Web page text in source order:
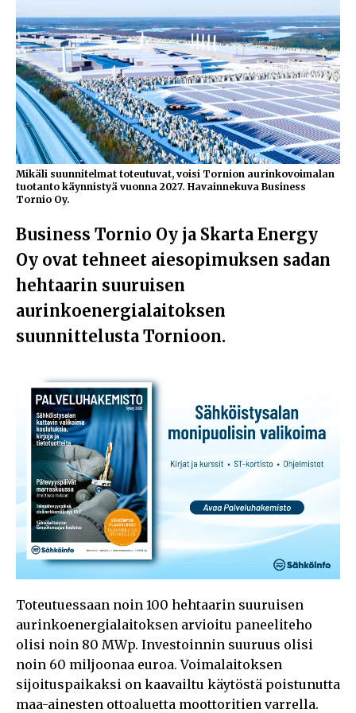
Mikäli suunnitelmat toteutuvat, voisi Tornion aurinkovoimalan
tuotanto käynnistyä vuonna 2027. Havainnekuva Business
Tornio Oy.
Business Tornio Oy ja Skarta Energy
Oy ovat tehneet aiesopimuksen sadan
hehtaarin suuruisen
aurinkoenergialaitoksen
suunnittelusta Tornioon.
Toteutuessaan noin 100 hehtaarin suuruisen
aurinkoenergialaitoksen arvioitu paneeliteho
olisi noin 80 MWp. Investoinnin suuruus olisi
noin 60 miljoonaa euroa. Voimalaitoksen
sijoituspaikaksi on kaavailtu käytöstä poistunutta
maa-ainesten ottoaluetta moottoritien varrella.